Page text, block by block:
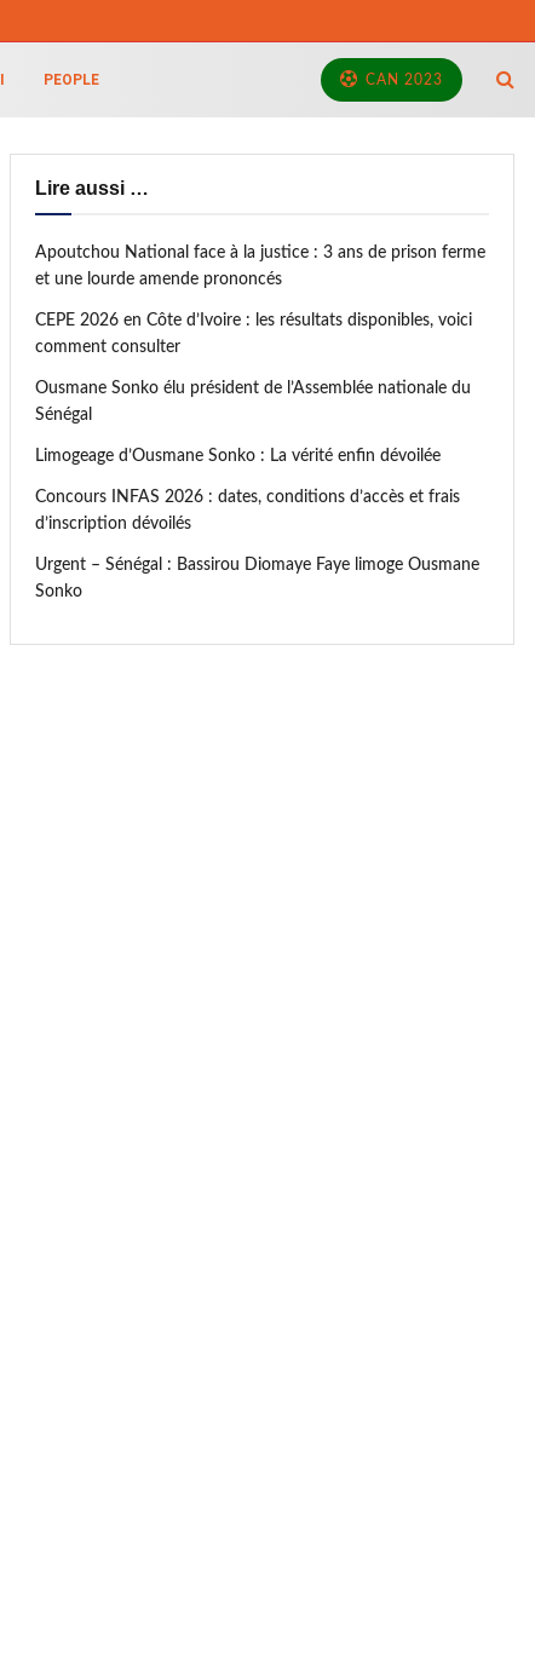
PEOPLE CAN 2023
Lire aussi …
Apoutchou National face à la justice : 3 ans de prison ferme
et une lourde amende prononcés
CEPE 2026 en Côte d’Ivoire : les résultats disponibles, voici
comment consulter
Ousmane Sonko élu président de l’Assemblée nationale du
Sénégal
Limogeage d’Ousmane Sonko : La vérité enfin dévoilée
Concours INFAS 2026 : dates, conditions d’accès et frais
d’inscription dévoilés
Urgent – Sénégal : Bassirou Diomaye Faye limoge Ousmane
Sonko